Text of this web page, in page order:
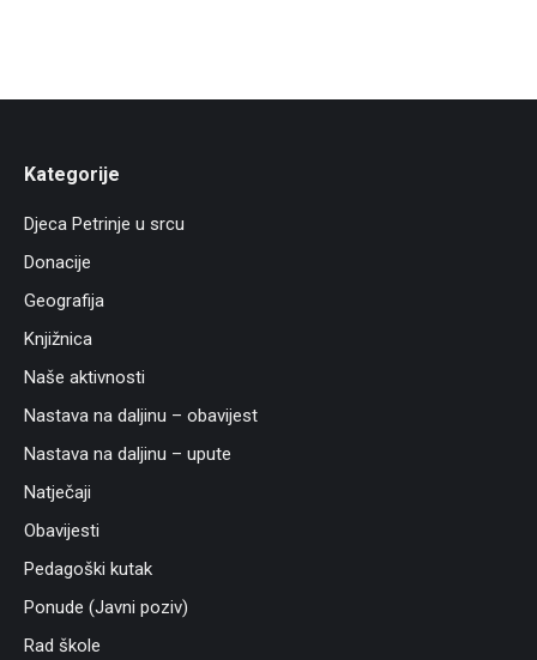
Kategorije
Djeca Petrinje u srcu
Donacije
Geografija
Knjižnica
Naše aktivnosti
Nastava na daljinu – obavijest
Nastava na daljinu – upute
Natječaji
Obavijesti
Pedagoški kutak
Ponude (Javni poziv)
Rad škole